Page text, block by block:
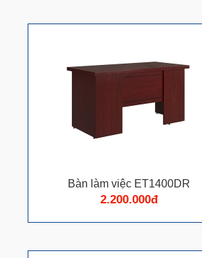
Bàn làm việc ET1400DR
2.200.000đ